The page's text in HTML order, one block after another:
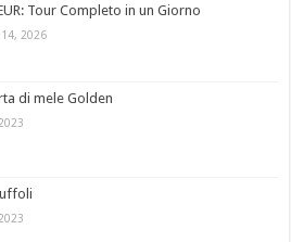
Tour Completo in un Giorno
2026
di mele Golden